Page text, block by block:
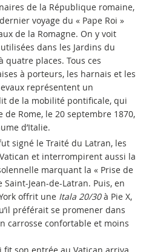
de la République romaine,
voyage du « Pape Roi »
de la Romagne. On y voit
dans les Jardins du
quatre places. Tous ces
à porteurs, les harnais et les
représentent un
de la mobilité pontificale, qui
Rome, le 20 septembre 1870,
d’Italie.
signé le Traité du Latran, les
et interrompirent aussi la
marquant la « Prise de
Jean-de-Latran. Puis, en
offrit une Itala 20/30à Pie X,
préférait se promener dans
carrosse confortable et moins